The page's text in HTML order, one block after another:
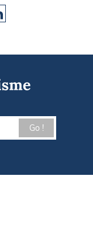
Go !